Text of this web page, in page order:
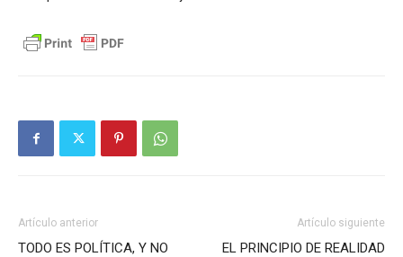
Artículo anterior
TODO ES POLÍTICA, Y NO
Artículo siguiente
EL PRINCIPIO DE REALIDAD